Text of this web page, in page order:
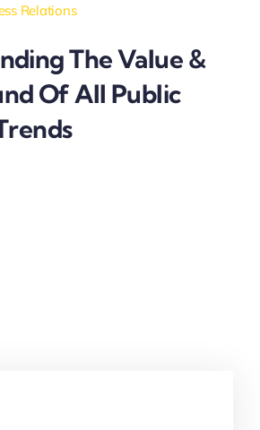
Relations
The Value &
Of All Public